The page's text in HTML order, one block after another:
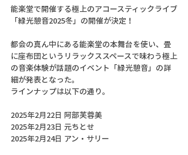
能楽堂で開催する極上のアコースティックライブ
「緑光憩音2025冬」の開催が決定！
都会の真ん中にある能楽堂の本舞台を使い、畳
に座布団というリラックススペースで味わう極上
の音楽体験が話題のイベント「緑光憩音」の詳
細が発表となった。
ラインナップは以下の通り。
2025年2月22日 阿部芙蓉美
2025年2月23日 元ちとせ
2025年2月24日 アン・サリー